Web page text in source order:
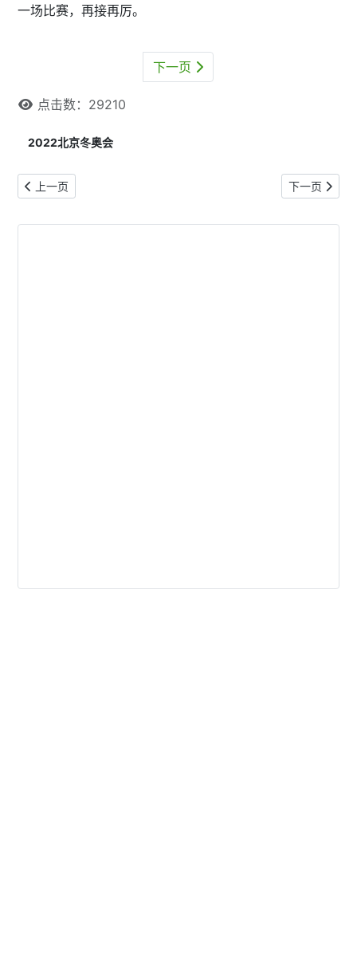
一场比赛，再接再厉。
下一页
点击数：29210
2022北京冬奥会
上一篇文章: 羽生结弦都摔了 花滑的4A咋就这么难
上一页 下一篇文章:
下一页